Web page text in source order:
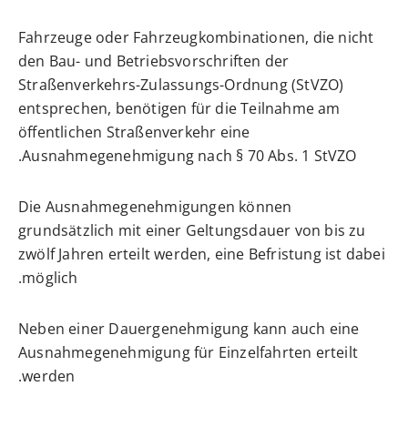
Fahrzeuge oder Fahrzeugkombinationen, die nicht
den Bau- und Betriebsvorschriften der
Straßenverkehrs-Zulassungs-Ordnung (StVZO)
entsprechen, benötigen für die Teilnahme am
öffentlichen Straßenverkehr eine
Ausnahmegenehmigung nach § 70 Abs. 1 StVZO.
Die Ausnahmegenehmigungen können
grundsätzlich mit einer Geltungsdauer von bis zu
zwölf Jahren erteilt werden, eine Befristung ist dabei
möglich.
Neben einer Dauergenehmigung kann auch eine
Ausnahmegenehmigung für Einzelfahrten erteilt
werden.